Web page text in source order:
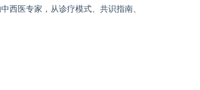
西医专家，从诊疗模式、共识指南、